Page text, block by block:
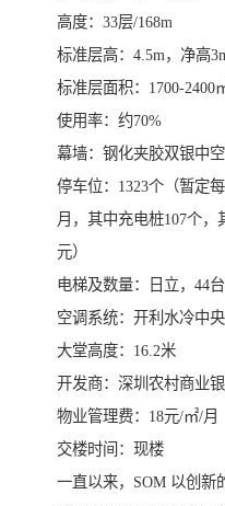
高度：33层/168m
标准层高：4.5m，净高
标准层面积：1700-2400
使用率：约70%
幕墙：钢化夹胶双银中
停车位：1323个（暂定
月，其中充电桩107个
元）
电梯及数量：日立，44台
空调系统：开利水冷中
大堂高度：16.2米
开发商：深圳农村商业
物业管理费：18元/㎡/月
交楼时间：现楼
一直以来，SOM 以创新